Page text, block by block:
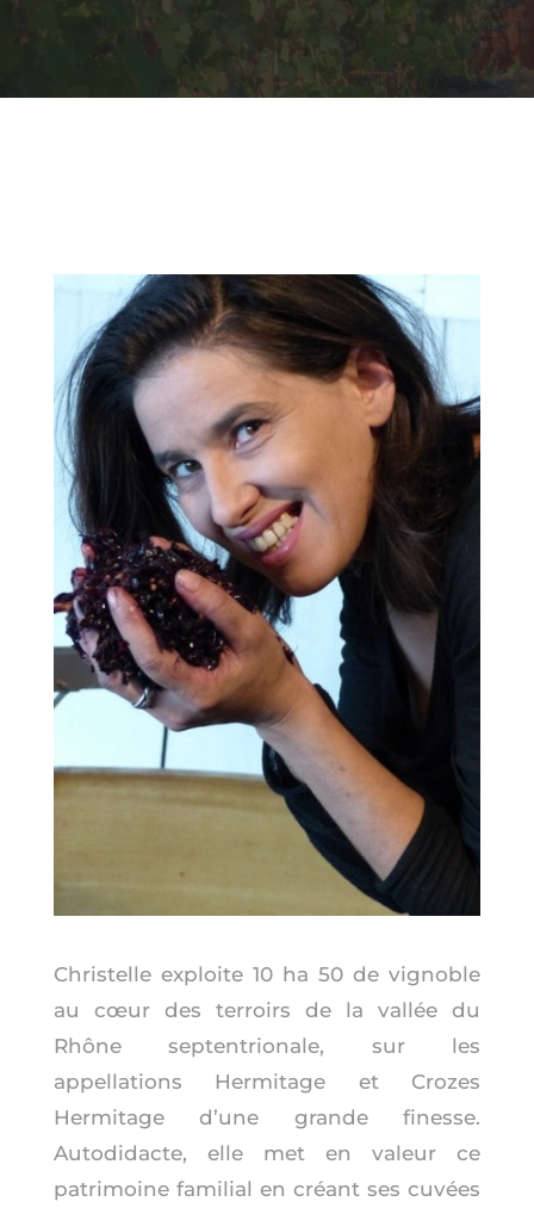
Christelle exploite 10 ha 50 de vignoble
au cœur des terroirs de la vallée du
Rhône septentrionale, sur les
appellations Hermitage et Crozes
Hermitage d’une grande finesse.
Autodidacte, elle met en valeur ce
patrimoine familial en créant ses cuvées